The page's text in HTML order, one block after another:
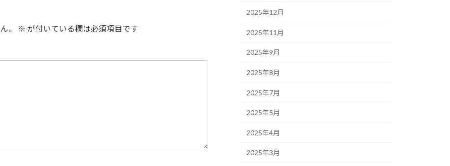
。 ※ が付いている欄は必須項目です
2025年12月
2025年11月
2025年9月
2025年8月
2025年7月
2025年5月
2025年4月
2025年3月